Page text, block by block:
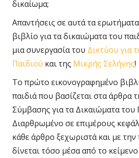
δικαίωμα;
Απαντήσεις σε αυτά τα
βιβλίο για τα δικαιώματα του
μια συνεργασία του Δικτύου για
Παιδιού και της Μικρής Σελήνης!
Tο πρώτο εικονογραφημένο
παιδιά που βασίζεται στα άρθρα
Σύμβασης για τα Δικαιώματα του
Διαρθρωμένο σε επιμέρους
κάθε άρθρο ξεχωριστά και με
δίνεται τόσο μέσα από το